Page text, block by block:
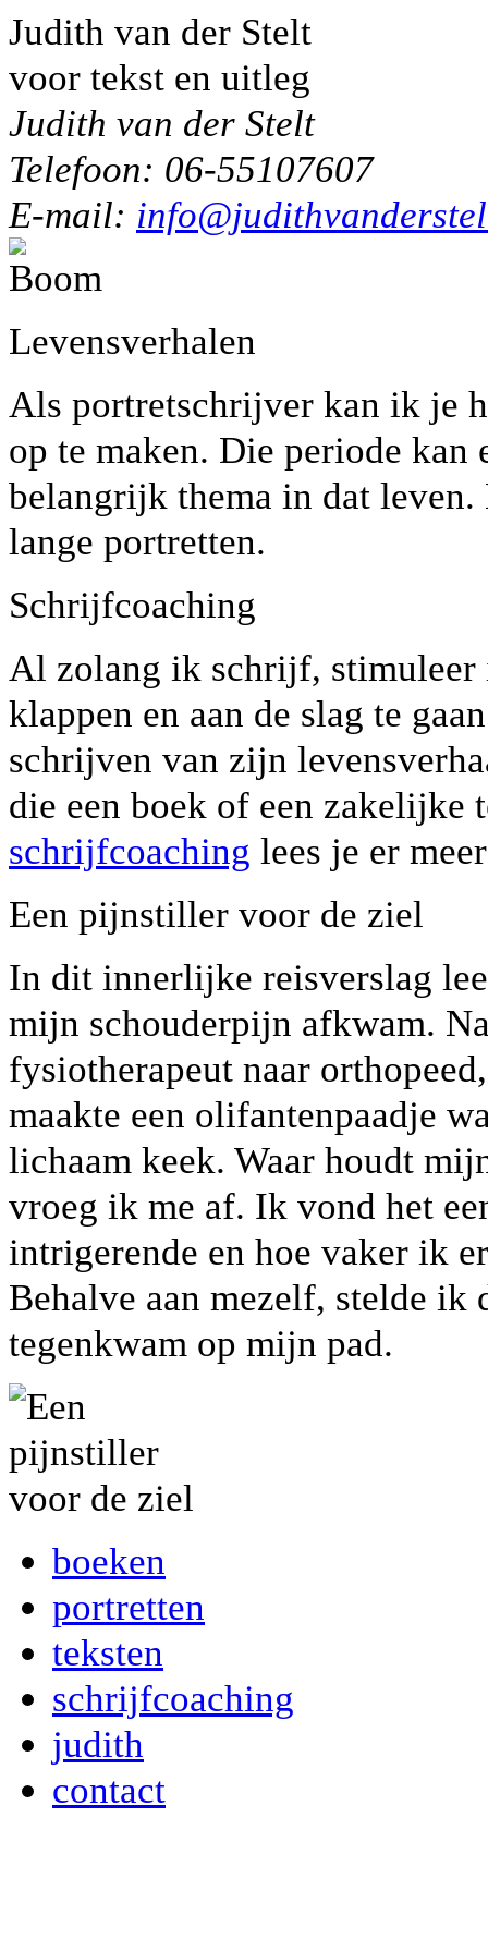
Judith van der Stelt
voor tekst en uitleg
Judith van der Stelt
Telefoon: 06-55107607
E-mail:
Levensverhalen
Als portretschrijver kan ik je
op te maken. Die periode kan
belangrijk thema in dat
lange portretten.
Schrijfcoaching
Al zolang ik schrijf, stimuleer
klappen en aan de slag te
schrijven van zijn
die een boek of een zakelijke
schrijfcoaching lees je er
Een pijnstiller voor de ziel
In dit innerlijke reisverslag
mijn schouderpijn afkwam.
fysiotherapeut naar
maakte een olifantenpaadje
lichaam keek. Waar houdt
vroeg ik me af. Ik vond het
intrigerende en hoe vaker ik
Behalve aan mezelf, stelde ik
tegenkwam op mijn pad.
boeken
portretten
teksten
schrijfcoaching
judith
contact